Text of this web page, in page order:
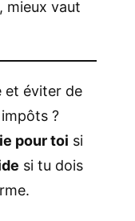
mieux vaut
et éviter de
?
pour toi si
si tu dois